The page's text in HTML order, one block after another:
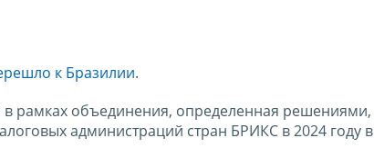
к Бразилии.
рамках объединения, определенная решениями,
администраций стран БРИКС в 2024 году